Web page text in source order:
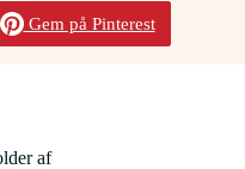
Gem på Pinterest
af